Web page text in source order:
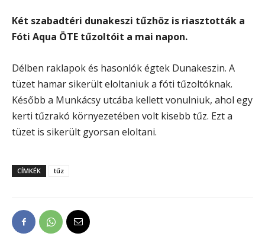
Két szabadtéri dunakeszi tűzhöz is riasztották a
Fóti Aqua ÖTE tűzoltóit a mai napon.
Délben raklapok és hasonlók égtek Dunakeszin. A
tüzet hamar sikerült eloltaniuk a fóti tűzoltóknak.
Később a Munkácsy utcába kellett vonulniuk, ahol egy
kerti tűzrakó környezetében volt kisebb tűz. Ezt a
tüzet is sikerült gyorsan eloltani.
CÍMKÉK tűz